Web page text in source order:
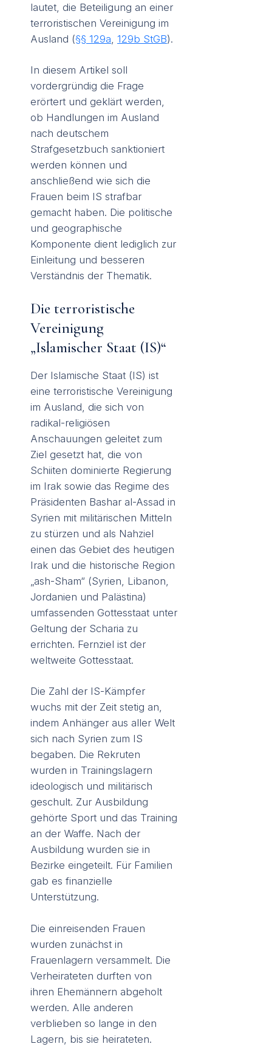
lautet, die Beteiligung an einer
terroristischen Vereinigung im
Ausland (§§ 129a 129b StGB).
In diesem Artikel soll
vordergründig die Frage
erörtert und geklärt werden,
ob Handlungen im Ausland
nach deutschem
Strafgesetzbuch sanktioniert
werden können und
anschließend wie sich die
Frauen beim IS strafbar
gemacht haben. Die politische
und geographische
Komponente dient lediglich zur
Einleitung und besseren
Verständnis der Thematik.
Die terroristische
Vereinigung
„Islamischer Staat (IS)“
Der Islamische Staat (IS) ist
eine terroristische Vereinigung
im Ausland, die sich von
radikal-religiösen
Anschauungen geleitet zum
Ziel gesetzt hat, die von
Schiiten dominierte Regierung
im Irak sowie das Regime des
Präsidenten Bashar al-Assad in
Syrien mit militärischen Mitteln
zu stürzen und als Nahziel
einen das Gebiet des heutigen
Irak und die historische Region
„ash-Sham“ (Syrien, Libanon,
Jordanien und Palästina)
umfassenden Gottesstaat unter
Geltung der Scharia zu
errichten. Fernziel ist der
weltweite Gottesstaat.
Die Zahl der IS-Kämpfer
wuchs mit der Zeit stetig an,
indem Anhänger aus aller Welt
sich nach Syrien zum IS
begaben. Die Rekruten
wurden in Trainingslagern
ideologisch und militärisch
geschult. Zur Ausbildung
gehörte Sport und das Training
an der Waffe. Nach der
Ausbildung wurden sie in
Bezirke eingeteilt. Für Familien
gab es finanzielle
Unterstützung.
Die einreisenden Frauen
wurden zunächst in
Frauenlagern versammelt. Die
Verheirateten durften von
ihren Ehemännern abgeholt
werden. Alle anderen
verblieben so lange in den
Lagern, bis sie heirateten.